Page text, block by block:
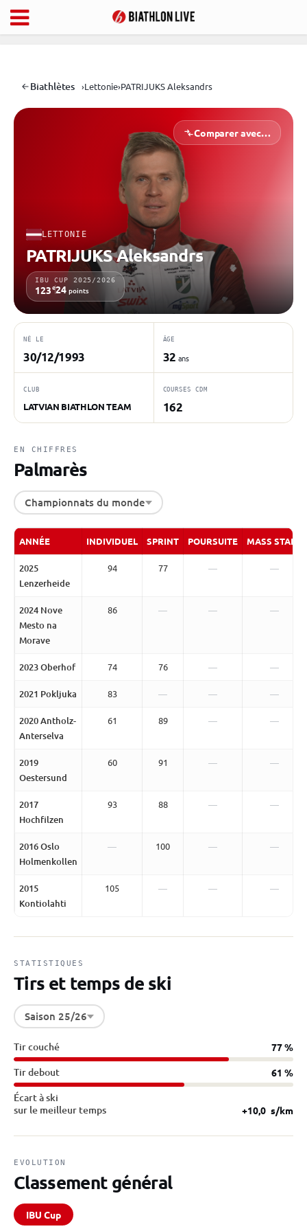
Biathlètes ›Lettonie›PATRIJUKS Aleksandrs
LETTONIE
PATRIJUKS Aleksandrs
IBU CUP 2025/2026
123e24 points
Comparer avec…
NÉ LE
30/12/1993
ÂGE
32 ans
CLUB
LATVIAN BIATHLON TEAM
COURSES CDM
162
EN CHIFFRES
Palmarès
Championnats du monde
ANNÉE INDIVIDUEL SPRINT POURSUITE MASS START
2025
Lenzerheide
94 77 — —
2024 Nove
Mesto na
Morave
86 — — —
2023 Oberhof 74 76 — —
2021 Pokljuka 83 — — —
2020 Antholz-
Anterselva
61 89 — —
2019
Oestersund
60 91 — —
2017
Hochfilzen
93 88 — —
2016 Oslo
Holmenkollen
— 100 — —
2015
Kontiolahti
105 — — —
STATISTIQUES
Tirs et temps de ski
Saison 25/26
Tir couché 77 %
Tir debout 61 %
Écart à ski
sur le meilleur temps
+10,0 s/km
EVOLUTION
Classement général
IBU Cup